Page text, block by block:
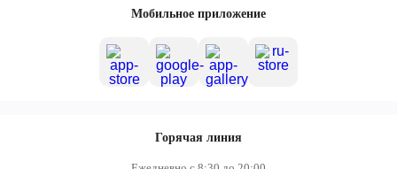
Мобильное приложение
Горячая линия